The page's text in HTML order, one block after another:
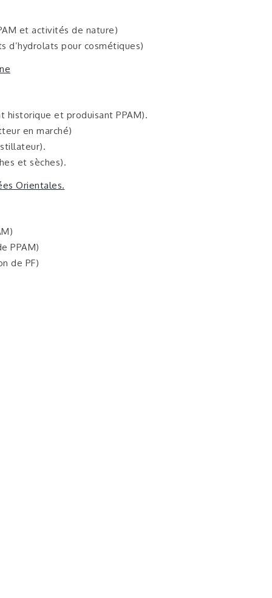
et activités de nature)
d’hydrolats pour cosmétiques)
historique et produisant PPAM).
en marché)
et sèches).
Orientales.
PPAM)
de PF)